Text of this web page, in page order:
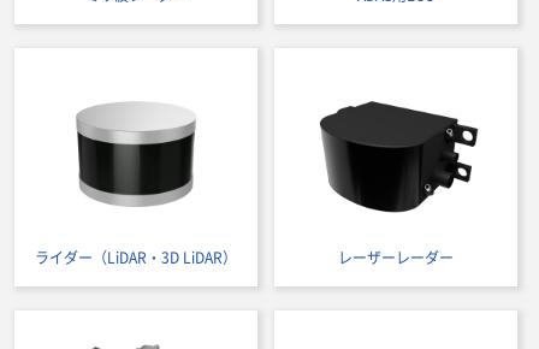
ライダー（LiDAR・3D LiDAR） レーザーレーダー